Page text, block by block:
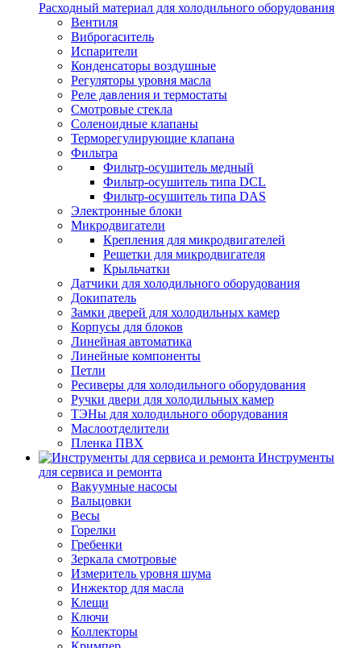
Расходный материал для холодильного оборудования
Вентиля
Виброгаситель
Испарители
Конденсаторы воздушные
Регуляторы уровня масла
Реле давления и термостаты
Смотровые стекла
Соленоидные клапаны
Терморегулирующие клапана
Фильтра
Фильтр-осушитель медный
Фильтр-осушитель типа DCL
Фильтр-осушитель типа DAS
Электронные блоки
Микродвигатели
Крепления для микродвигателей
Решетки для микродвигателя
Крыльчатки
Датчики для холодильного оборудования
Докипатель
Замки дверей для холодильных камер
Корпусы для блоков
Линейная автоматика
Линейные компоненты
Петли
Ресиверы для холодильного оборудования
Ручки двери для холодильных камер
ТЭНы для холодильного оборудования
Маслоотделители
Пленка ПВХ
Инструменты
для сервиса и ремонта
Вакуумные насосы
Вальцовки
Весы
Горелки
Гребенки
Зеркала смотровые
Измеритель уровня шума
Инжектор для масла
Клещи
Ключи
Коллекторы